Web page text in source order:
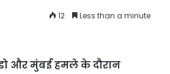
12 Less than a minute
और मुंबई हमले के दौरान